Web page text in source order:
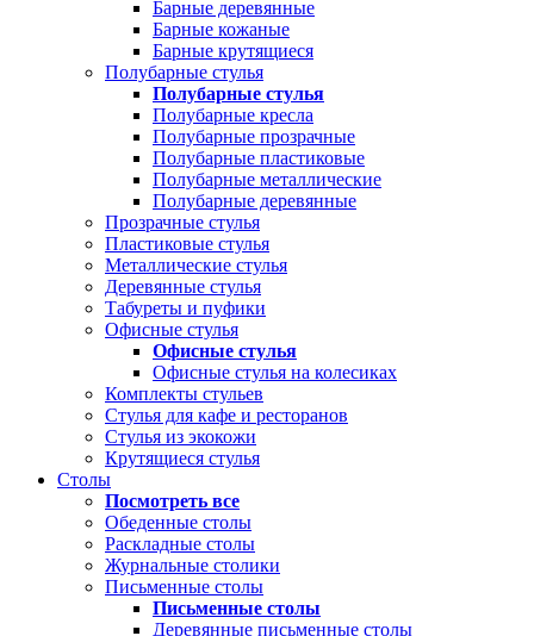
Барные деревянные
Барные кожаные
Барные крутящиеся
Полубарные стулья
Полубарные стулья
Полубарные кресла
Полубарные прозрачные
Полубарные пластиковые
Полубарные металлические
Полубарные деревянные
Прозрачные стулья
Пластиковые стулья
Металлические стулья
Деревянные стулья
Табуреты и пуфики
Офисные стулья
Офисные стулья
Офисные стулья на колесиках
Комплекты стульев
Стулья для кафе и ресторанов
Стулья из экокожи
Крутящиеся стулья
Столы
Посмотреть все
Обеденные столы
Раскладные столы
Журнальные столики
Письменные столы
Письменные столы
Деревянные письменные столы